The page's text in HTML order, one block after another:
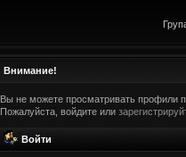
Внимание!
Вы не можете просматривать профили
Пожалуйста, войдите или
Войти